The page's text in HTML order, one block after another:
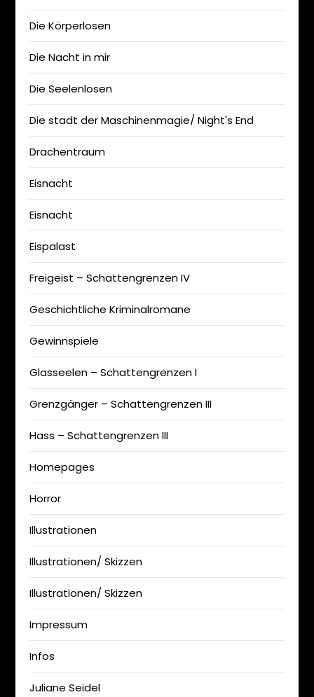
Die Körperlosen
Die Nacht in mir
Die Seelenlosen
Die stadt der Maschinenmagie/ Night's End
Drachentraum
Eisnacht
Eisnacht
Eispalast
Freigeist – Schattengrenzen IV
Geschichtliche Kriminalromane
Gewinnspiele
Glasseelen – Schattengrenzen I
Grenzgänger – Schattengrenzen III
Hass – Schattengrenzen III
Homepages
Horror
Illustrationen
Illustrationen/ Skizzen
Illustrationen/ Skizzen
Impressum
Infos
Juliane Seidel